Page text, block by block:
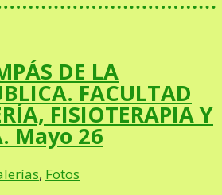
DE LA
FACULTAD
FISIOTERAPIA Y
Mayo 26
, Fotos